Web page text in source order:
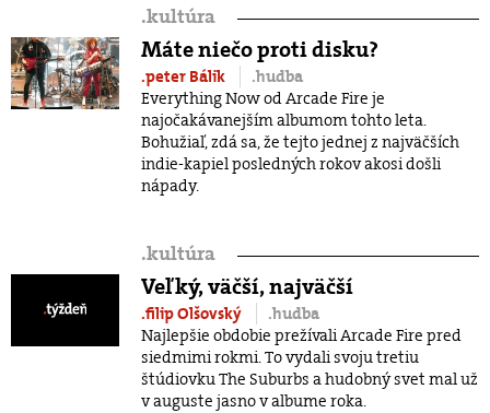
.kultúra
Máte niečo proti disku?
.peter Bálik
.hudba
Everything Now od Arcade Fire je
najočakávanejším albumom tohto leta.
Bohužiaľ, zdá sa, že tejto jednej z najväčších
indie-kapiel posledných rokov akosi došli
nápady.
.kultúra
Veľký, väčší, najväčší
.filip Olšovský
.hudba
Najlepšie obdobie prežívali Arcade Fire pred
siedmimi rokmi. To vydali svoju tretiu
štúdiovku The Suburbs a hudobný svet mal už
v auguste jasno v albume roka.